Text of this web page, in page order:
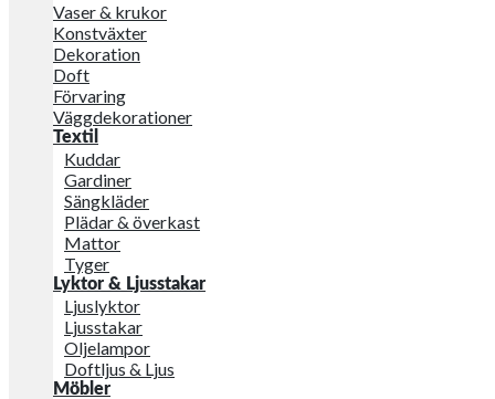
Vaser & krukor
Konstväxter
Dekoration
Doft
Förvaring
Väggdekorationer
Textil
Kuddar
Gardiner
Sängkläder
Plädar & överkast
Mattor
Tyger
Lyktor & Ljusstakar
Ljuslyktor
Ljusstakar
Oljelampor
Doftljus & Ljus
Möbler